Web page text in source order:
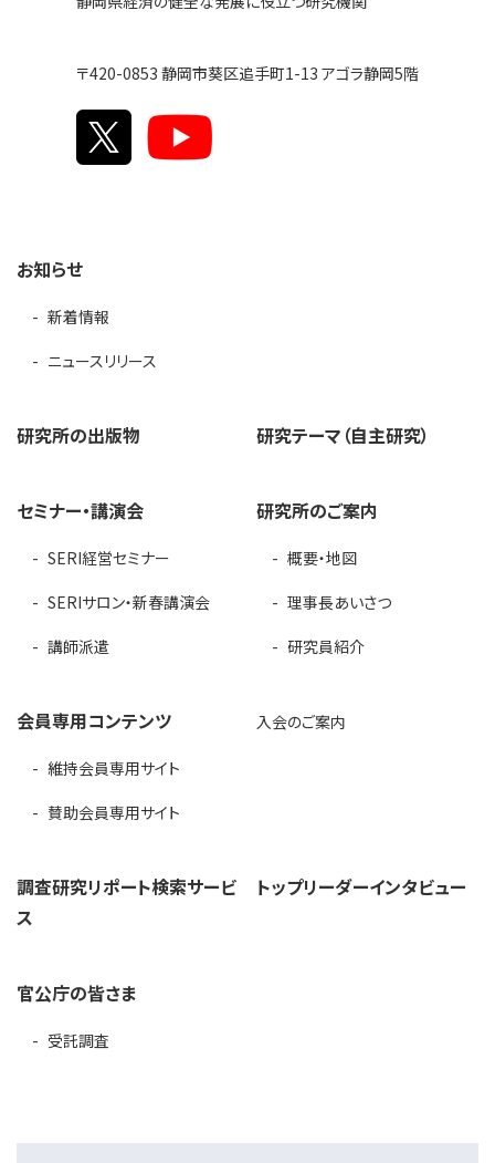
〒420-0853 静岡市葵区追手町1-13 アゴラ静岡5階
お知らせ
新着情報
ニュースリリース
研究所の出版物 研究テーマ（自主研究）
セミナー・講演会
SERI経営セミナー
SERIサロン・新春講演会
講師派遣
研究所のご案内
概要・地図
理事長あいさつ
研究員紹介
会員専用コンテンツ
維持会員専用サイト
賛助会員専用サイト
入会のご案内
調査研究リポート検索サービ
ス
トップリーダーインタビュー
官公庁の皆さま
受託調査